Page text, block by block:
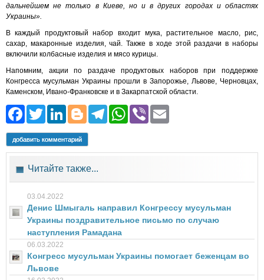
дальнейшем не только в Киеве, но и в других городах и областях
Украины».
В каждый продуктовый набор входит мука, растительное масло, рис,
сахар, макаронные изделия, чай. Также в ходе этой раздачи в наборы
включили колбасные изделия и мясо курицы.
Напомним, акции по раздаче продуктовых наборов при поддержке
Конгресса мусульман Украины прошли в Запорожье, Львове, Черновцах,
Каменском, Ивано-Франковске и в Закарпатской области.
Facebook
Twitter
LinkedIn
Blogger
Telegram
WhatsApp
Viber
добавить комментарий
Читайте также...
03.04.2022
Денис Шмыгаль направил Конгрессу мусульман
Украины поздравительное письмо по случаю
наступления Рамадана
06.03.2022
Конгресс мусульман Украины помогает беженцам во
Львове